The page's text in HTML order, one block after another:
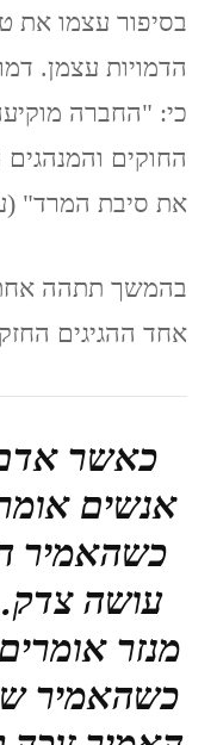
בסיפור עצמו את
הדמויות עצמן.
כי: "החברה
החוקים
את סיבת המרד" (עמ'
בהמשך תתהה
אחד ההגיגים
כאשר
אנשים
כשהאמיר
עושה
מנזר
כשהאמיר